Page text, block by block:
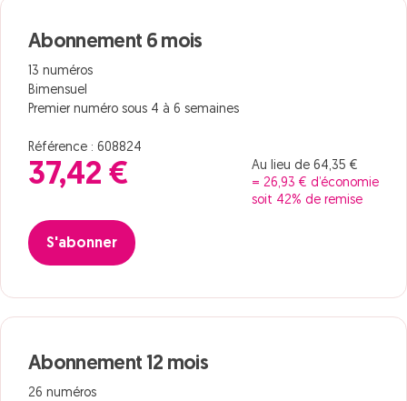
Abonnement 6 mois
13 numéros
Bimensuel
Premier numéro sous 4 à 6 semaines
Référence : 608824
37,42 €
Au lieu de 64,35 €
= 26,93 € d’économie
soit 42% de remise
S'abonner
Abonnement 12 mois
26 numéros